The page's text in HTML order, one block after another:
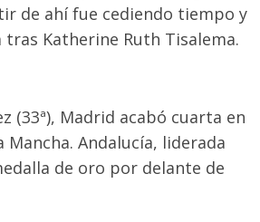
de ahí fue cediendo tiempo y
tras Katherine Ruth Tisalema.
(33ª), Madrid acabó cuarta en
Andalucía, liderada
de oro por delante de